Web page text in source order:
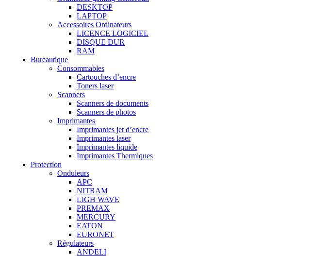
DESKTOP
LAPTOP
Accessoires Ordinateurs
LICENCE LOGICIEL
DISQUE DUR
RAM
Bureautique
Consommables
Cartouches d’encre
Toners laser
Scanners
Scanners de documents
Scanners de photos
Imprimantes
Imprimantes jet d’encre
Imprimantes laser
Imprimantes liquide
Imprimantes Thermiques
Protection
Onduleurs
APC
NITRAM
LIGH WAVE
PREMAX
MERCURY
EATON
EURONET
Régulateurs
ANDELI